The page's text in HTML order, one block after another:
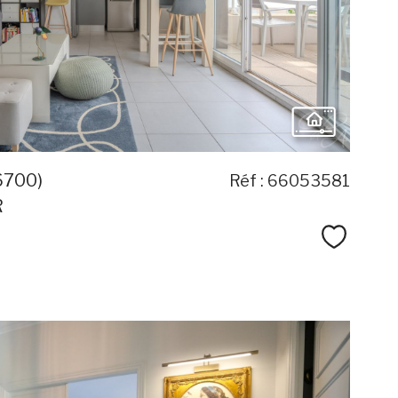
Réf : 66053581